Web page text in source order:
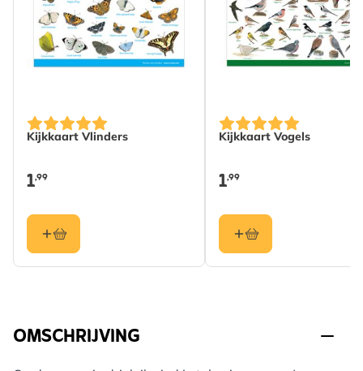
Kijkkaart Vlinders
1,99
Kijkkaart Vogels
1,99
OMSCHRIJVING